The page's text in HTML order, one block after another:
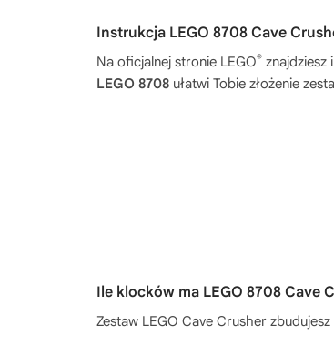
Instrukcja LEGO 8708 Cave
Na oficjalnej stronie LEGO® znajdziesz
LEGO 8708 ułatwi Tobie złożenie
Ile klocków ma LEGO 8708 Cave
Zestaw LEGO Cave Crusher zbudujesz